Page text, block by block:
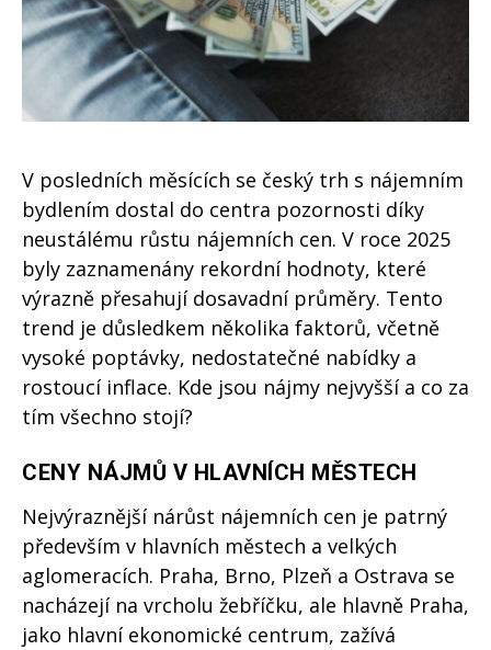
V posledních měsících se český trh s nájemním
bydlením dostal do centra pozornosti díky
neustálému růstu nájemních cen. V roce 2025
byly zaznamenány rekordní hodnoty, které
výrazně přesahují dosavadní průměry. Tento
trend je důsledkem několika faktorů, včetně
vysoké poptávky, nedostatečné nabídky a
rostoucí inflace. Kde jsou nájmy nejvyšší a co za
tím všechno stojí?
CENY NÁJMŮ V HLAVNÍCH MĚSTECH
Nejvýraznější nárůst nájemních cen je patrný
především v hlavních městech a velkých
aglomeracích. Praha, Brno, Plzeň a Ostrava se
nacházejí na vrcholu žebříčku, ale hlavně Praha,
jako hlavní ekonomické centrum, zažívá